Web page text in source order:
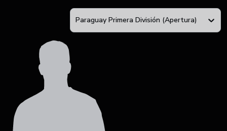
Paraguay Primera División (Apertura)